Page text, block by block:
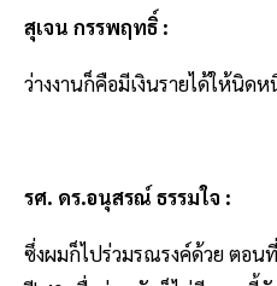
สุเจน กรรพฤทธิ์ :
ว่างงานก็คือมีเงินรายได้ให้นิด
รศ. ดร.อนุสรณ์ ธรรมใจ :
ซึ่งผมก็ไปร่วมรณรงค์ด้วย ตอ